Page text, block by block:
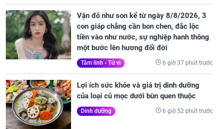
Vận đỏ như son kể từ ngày 8/8/2026, 3
con giáp chẳng cần bon chen, đắc lộc
tiền vào như nước, sự nghiệp hanh thông
một bước lên hương đổi đời
Tâm linh - Tử vi 6 giờ 37 phút trước
Lợi ích sức khỏe và giá trị dinh dưỡng
của loại củ mọc dưới bùn quen thuộc
Dinh dưỡng 6 giờ 52 phút trước